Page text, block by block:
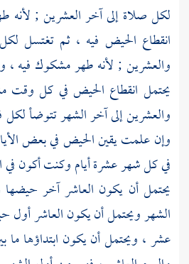
لكل صلاة إلى آخر العشرين ; لأنه
انقطاع الحيض فيه ، ثم تغتسل
والعشرين ; لأنه طهر مشكوك فيه
يحتمل انقطاع الحيض في كل وقت
والعشرين إلى آخر الشهر تتوضأ
وإن علمت يقين الحيض في بعض
في كل شهر عشرة أيام وكنت أكون في
يحتمل أن يكون العاشر آخر
الشهر ويحتمل أن يكون العاشر أول
عشر ، ويحتمل أن يكون ابتداؤها ما